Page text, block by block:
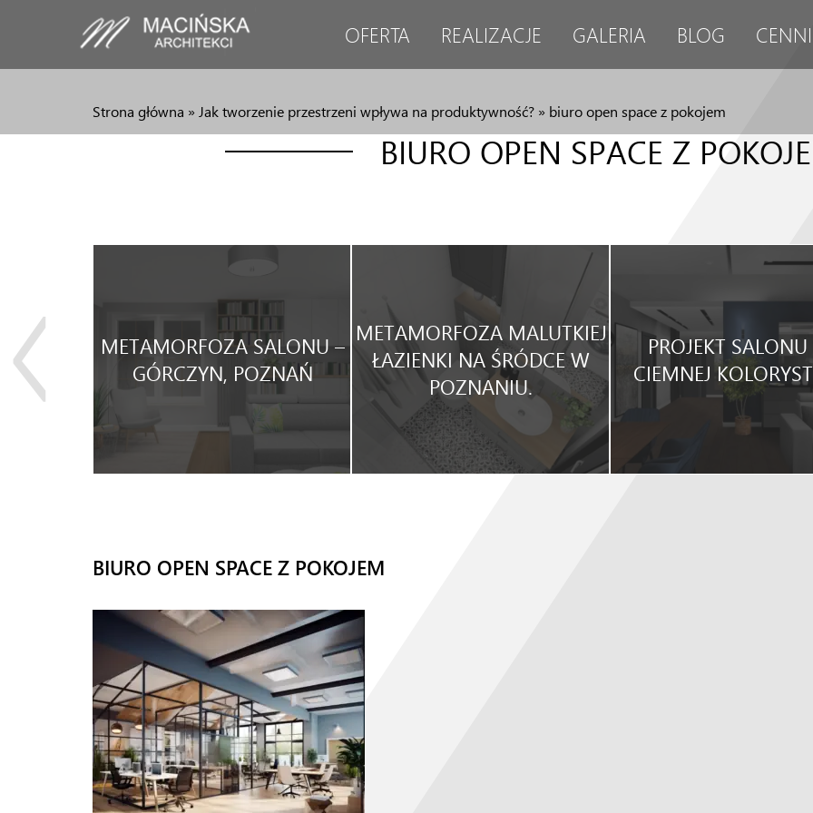
OFERTA REALIZACJE GALERIA BLOG
Strona główna » Jak tworzenie przestrzeni wpływa na produktywność? » biuro open space z pokojem
BIURO OPEN SPACE Z
METAMORFOZA SALONU –
GÓRCZYN, POZNAŃ
METAMORFOZA MALUTKIEJ
ŁAZIENKI NA ŚRÓDCE W
POZNANIU.
PROJEKT
CIEMNEJ
BIURO OPEN SPACE Z POKOJEM